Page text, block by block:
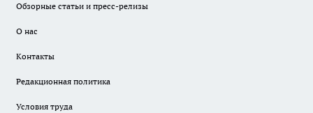
Обзорные статьи и пресс-релизы
О нас
Контакты
Редакционная политика
Условия труда